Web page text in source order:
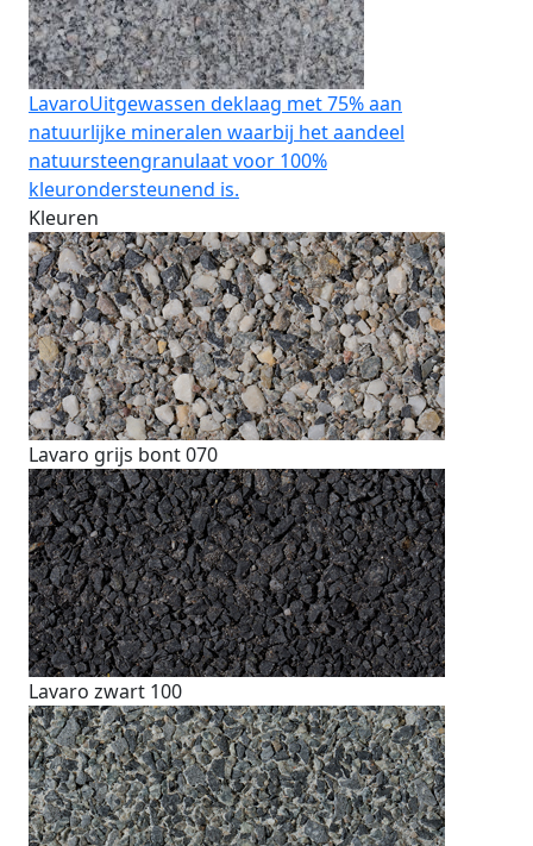
LavaroUitgewassen deklaag met 75% aan
natuurlijke mineralen waarbij het aandeel
natuursteengranulaat voor 100%
kleurondersteunend is.
Kleuren
Lavaro grijs bont 070
Lavaro zwart 100